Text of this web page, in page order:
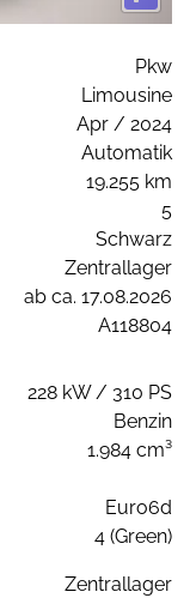
Pkw
Limousine
Apr / 2024
Automatik
19.255 km
5
Schwarz
Zentrallager
ab ca. 17.08.2026
A118804
228 kW / 310 PS
Benzin
1.984 cm³
Euro6d
4 (Green)
Zentrallager